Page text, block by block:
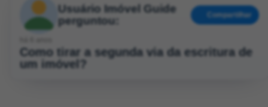
Usuário Imóvel Guide
perguntou:
Compartilhar
Como tirar a segunda via da escritura de
um imóvel?